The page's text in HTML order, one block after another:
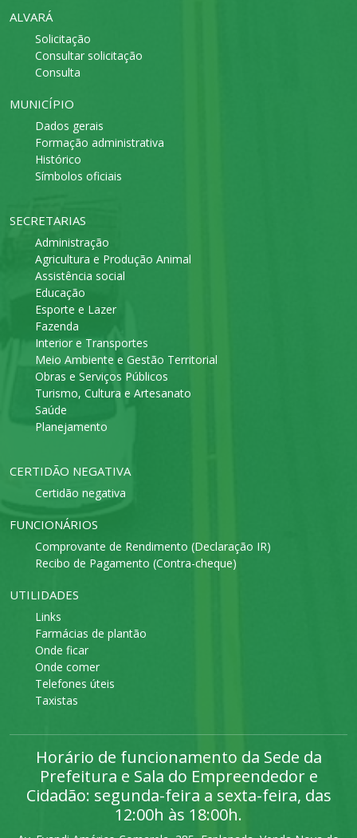
ALVARÁ
Solicitação
Consultar solicitação
Consulta
MUNICÍPIO
Dados gerais
Formação administrativa
Histórico
Símbolos oficiais
SECRETARIAS
Administração
Agricultura e Produção Animal
Assistência social
Educação
Esporte e Lazer
Fazenda
Interior e Transportes
Meio Ambiente e Gestão Territorial
Obras e Serviços Públicos
Turismo, Cultura e Artesanato
Saúde
Planejamento
CERTIDÃO NEGATIVA
Certidão negativa
FUNCIONÁRIOS
Comprovante de Rendimento (Declaração IR)
Recibo de Pagamento (Contra-cheque)
UTILIDADES
Links
Farmácias de plantão
Onde ficar
Onde comer
Telefones úteis
Taxistas
Horário de funcionamento da Sede da
Prefeitura e Sala do Empreendedor e
Cidadão: segunda-feira a sexta-feira, das
12:00h às 18:00h.